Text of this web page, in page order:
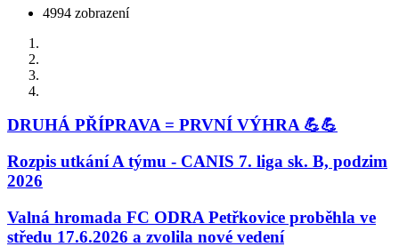
4994 zobrazení
DRUHÁ PŘÍPRAVA = PRVNÍ VÝHRA 💪💪
Rozpis utkání A týmu - CANIS 7. liga sk. B, podzim
2026
Valná hromada FC ODRA Petřkovice proběhla ve
středu 17.6.2026 a zvolila nové vedení